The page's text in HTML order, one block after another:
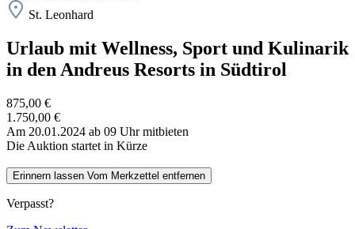
St. Leonhard
Urlaub mit Wellness, Sport und Kulinarik
in den Andreus Resorts in Südtirol
875,00 €
1.750,00 €
Am 20.01.2024 ab 09 Uhr mitbieten
Die Auktion startet in Kürze
Erinnern lassen Vom Merkzettel entfernen
Verpasst?